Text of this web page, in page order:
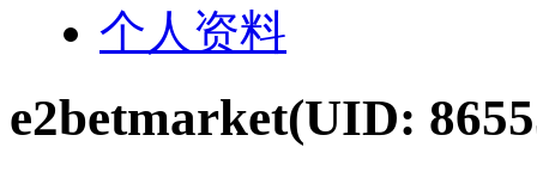
个人资料
e2betmarket(UID: